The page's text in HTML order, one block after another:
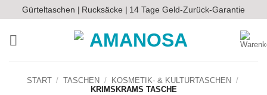
Inhalt
springen
Gürteltaschen | Rucksäcke | 14 Tage Geld-Zurück-Garantie
START / TASCHEN / KOSMETIK- & KULTURTASCHEN /
KRIMSKRAMS TASCHE